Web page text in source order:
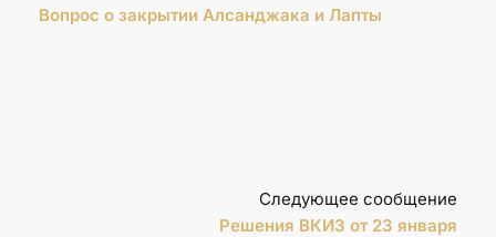
Вопрос о закрытии Алсанджака и Лапты
Следующее сообщение
Решения ВКИЗ от 23 января